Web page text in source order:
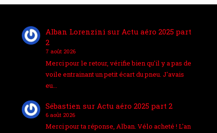
Alban Lorenzini sur Actu aéro 2025 part
2
7 août 2026
Merci pour le retour, vérifie bien qu'il y a pas de
voile entrainant un petit écart du pneu. J'avais
eu…
Sébastien sur Actu aéro 2025 part 2
6 août 2026
Merci pour ta réponse, Alban. Vélo acheté ! L'an